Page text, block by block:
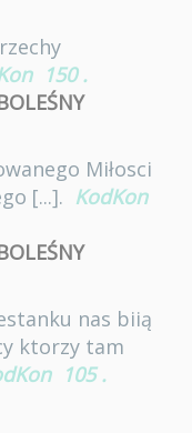
150 .
Miłosci
[...]. KodKon
nas biią
ktorzy tam
105 .